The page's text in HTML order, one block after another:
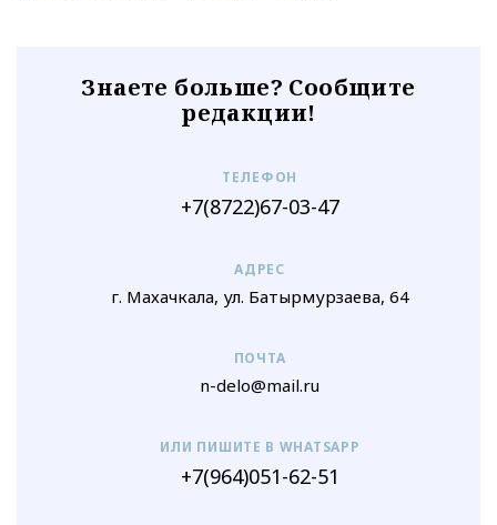
Знаете больше? Сообщите
редакции!
ТЕЛЕФОН
+7(8722)67-03-47
АДРЕС
г. Махачкала, ул. Батырмурзаева, 64
ПОЧТА
n-delo@mail.ru
ИЛИ ПИШИТЕ В WHATSAPP
+7(964)051-62-51